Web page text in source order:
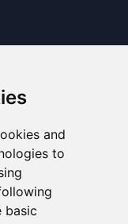
and
to
basic